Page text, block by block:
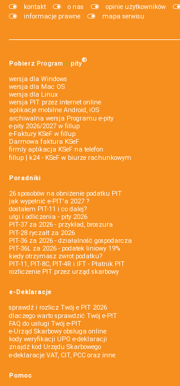
kontakt o nas opinie użytkowników
informacje prawne
mapa serwisu
Pobierz Program e‑pity®
wersja dla Windows
wersja dla Mac OS
wersja dla Linux
wersja PIT przez internet online
aplikacje mobilne Android, iOS
archiwalna wersja Programu e-pity
e-pity 2026/2027 w fillup
e‑Faktury KSeF w fillup
Darmowa faktura KSeF
firmly aplikacja KSeF na telefon
fillup | k24 - KSeF w biurze rachunkowym
Poradniki
26 sposobów na obniżenie podatku PIT
jak wypełnić e-PIT'a 2027 ?
dostałem PIT-11 i co dalej?
ulgi i odliczenia - pity 2026
PIT-37 za 2026 - przykład, broszura
PIT-28 ryczałt za 2026
PIT-36 za 2026 - działalność gospodarcza
PIT-36L za 2026 - podatek liniowy 19%
kiedy otrzymasz zwrot podatku?
PIT-11, PIT-8C, PIT-4R i IFT - Płatnik PIT
rozliczenie PIT przez urząd skarbowy
e-Deklaracje
sprawdź i rozlicz Twój e PIT 2026
dlaczego warto sprawdzić Twój e-PIT
FAQ do usługi Twój e-PIT
e-Urząd Skarbowy obsługa online
kody weryfikacji UPO e-deklaracji
znajdź kod Urzędu Skarbowego
e-deklaracje VAT, CIT, PCC oraz inne
Pomoc